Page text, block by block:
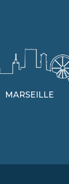
MARSEILLE